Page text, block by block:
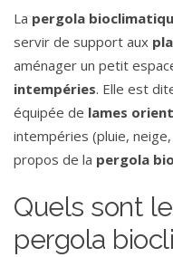
La pergola
servir de support aux
aménager un petit
intempéries. Elle est
équipée de lames
intempéries (pluie,
propos de la pergola
Quels sont
pergola